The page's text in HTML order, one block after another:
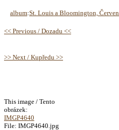
album:St. Louis a Bloomington,
<< Previous / Dozadu <<
>> Next / Kupředu >>
This image / Tento
obrázek:
IMGP4640
File: IMGP4640.jpg